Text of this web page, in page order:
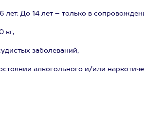
лет. До 14 лет – только в
кг,
заболеваний,
алкогольного и/или